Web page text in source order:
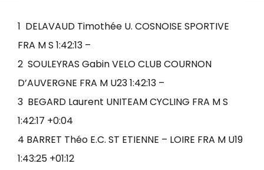
1 DELAVAUD Timothée U. COSNOISE SPORTIVE
FRA M S 1:42:13 –
2 SOULEYRAS Gabin VELO CLUB COURNON
D’AUVERGNE FRA M U23 1:42:13 –
3 BEGARD Laurent UNITEAM CYCLING FRA M S
1:42:17 +0:04
4 BARRET Théo E.C. ST ETIENNE – LOIRE FRA M U19
1:43:25 +01:12